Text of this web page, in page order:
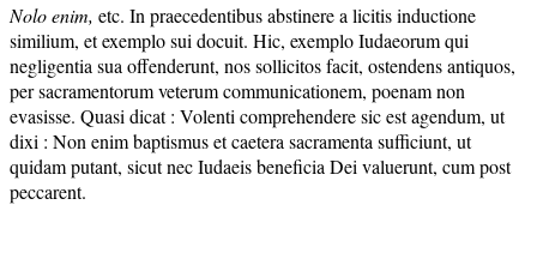
Nolo enim, etc. In praecedentibus abstinere a licitis inductione
similium, et exemplo sui docuit. Hic, exemplo Iudaeorum qui
negligentia sua offenderunt, nos sollicitos facit, ostendens antiquos,
per sacramentorum veterum communicationem, poenam non
evasisse. Quasi dicat : Volenti comprehendere sic est agendum, ut
dixi : Non enim baptismus et caetera sacramenta sufficiunt, ut
quidam putant, sicut nec Iudaeis beneficia Dei valuerunt, cum post
peccarent.